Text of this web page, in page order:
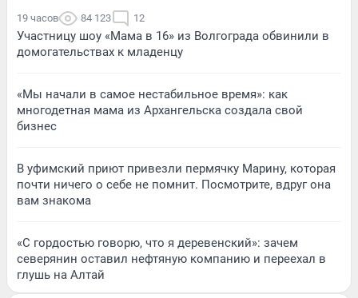
19 часов 84 123 12
Участницу шоу «Мама в 16» из Волгограда обвинили в
домогательствах к младенцу
«Мы начали в самое нестабильное время»: как
многодетная мама из Архангельска создала свой
бизнес
В уфимский приют привезли пермячку Марину, которая
почти ничего о себе не помнит. Посмотрите, вдруг она
вам знакома
«С гордостью говорю, что я деревенский»: зачем
северянин оставил нефтяную компанию и переехал в
глушь на Алтай